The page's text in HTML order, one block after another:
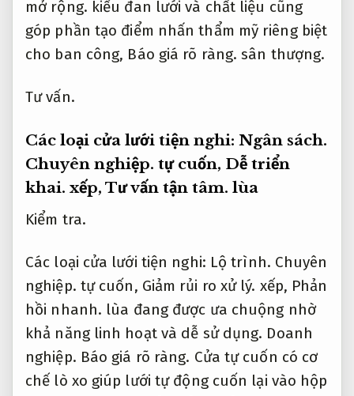
Kiểm tra.
Các loại cửa lưới tiện nghi:Lộ trình. Chuyên
hồi nhanh.
nghiệp. Báo giá rõ ràng. Cửa tự cuốn có cơ
chế lò xo giúp lưới tự động cuốn lại vào hộp
khi không dùng,Giảm rủi ro xử lý.thích hợp
cho cửa sổ nhỏ.
Phản hồi nhanh.đáp ứng tốt cho cửa đi ra
ban công, Dễ triển khai.cửa chính – khi
cần mở rộng toàn bộ không gian.Lộ trình.
Tư vấn tận tâm.Cửa lùa được thiết kế dạng
trượt ngang,Dễ triển khai.rất tiện dụng
cho những khu vực sử dụng thường xuyên.